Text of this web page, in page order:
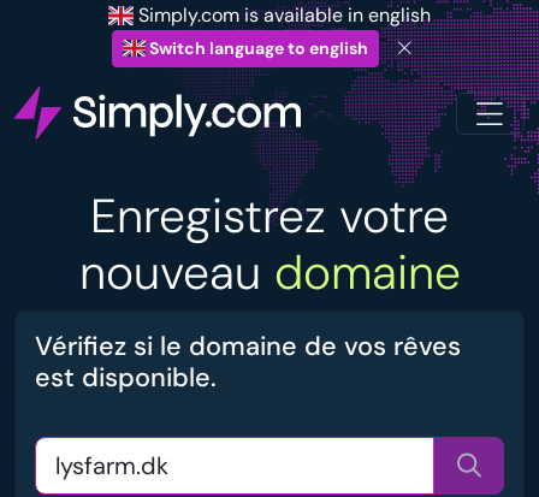
Simply.com is available in english
Switch language to english
Enregistrez votre
nouveau domaine
Vérifiez si le domaine de vos rêves
est disponible.